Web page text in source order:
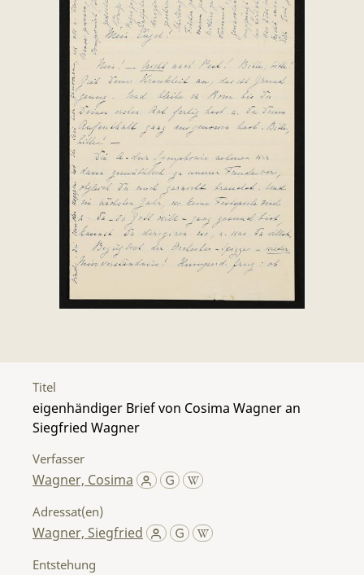
Titel
eigenhändiger Brief von Cosima Wagner an
Siegfried Wagner
Verfasser
Wagner, Cosima
Adressat(en)
Wagner, Siegfried
Entstehung